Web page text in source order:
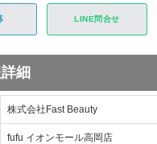
LINE問合せ
細
株式会社Fast Beauty
fufu イオンモール高岡店